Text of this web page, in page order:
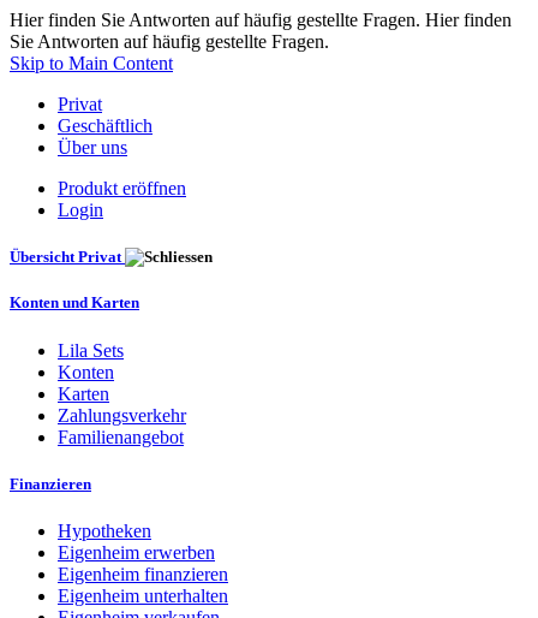
Hier finden Sie Antworten auf häufig gestellte Fragen. Hier finden
Sie Antworten auf häufig gestellte Fragen.
Skip to Main Content
Privat
Geschäftlich
Über uns
Produkt eröffnen
Login
Übersicht Privat
Konten und Karten
Lila Sets
Konten
Karten
Zahlungsverkehr
Familienangebot
Finanzieren
Hypotheken
Eigenheim erwerben
Eigenheim finanzieren
Eigenheim unterhalten